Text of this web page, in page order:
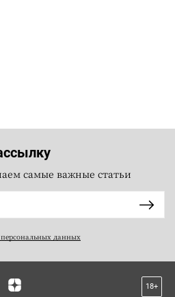
самые важные статьи
данных
18+